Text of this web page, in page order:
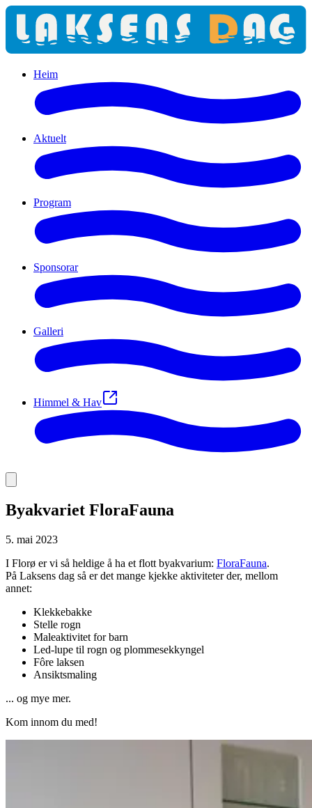
Heim
Aktuelt
Program
Sponsorar
Galleri
Himmel & Hav
Byakvariet FloraFauna
5. mai 2023
I Florø er vi så heldige å ha et flott byakvarium: FloraFauna.
På Laksens dag så er det mange kjekke aktiviteter der, mellom
annet:
Klekkebakke
Stelle rogn
Maleaktivitet for barn
Led-lupe til rogn og plommesekkyngel
Fôre laksen
Ansiktsmaling
... og mye mer.
Kom innom du med!